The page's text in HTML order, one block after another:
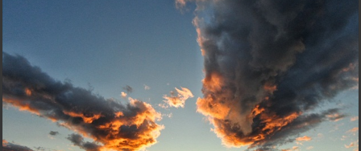
J zaujímavo si to urobila
konvalinkapred 17 rokmi
***** :-)